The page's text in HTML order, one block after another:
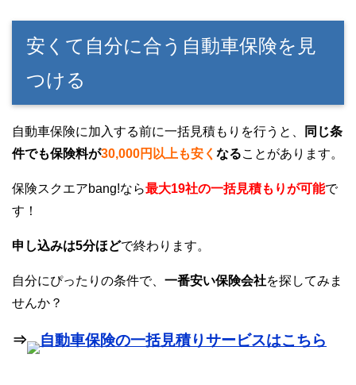
安くて自分に合う自動車保険を見
つける
自動車保険に加入する前に一括見積もりを行うと、
同じ条
件でも保険料が30,000円以上も安く なることがあります。
保険スクエアbang!なら最大19社の一括見積もりが可能で
す！
申し込みは5分ほどで終わります。
自分にぴったりの条件で、 一番安い保険会社を探してみま
せんか？
⇒ 自動車保険の一括見積りサービスはこちら